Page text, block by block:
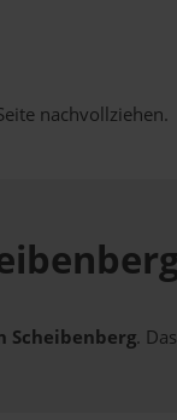
nachvollziehen.
Scheibenberg.